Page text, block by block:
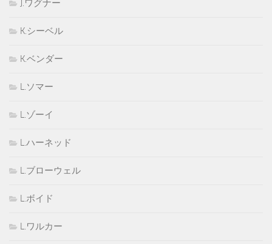
J.ワグナー
K.シーベル
K.ベンダー
L.ソマー
L.ゾーイ
L.ハーネッド
L.ブローウェル
L.ボイド
L.ワルカー